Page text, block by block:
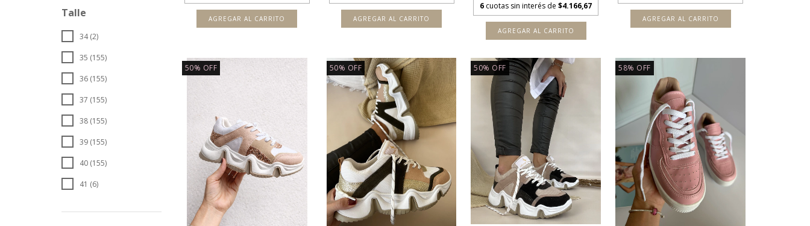
Talle
34 (2)
35 (155)
36 (155)
37 (155)
38 (155)
39 (155)
40 (155)
41 (6)
AGREGAR AL CARRITO AGREGAR AL CARRITO
6 cuotas sin interés de$4.166,67
AGREGAR AL CARRITO
AGREGAR AL CARRITO
50% OFF 50% OFF 50% OFF 58% OFF